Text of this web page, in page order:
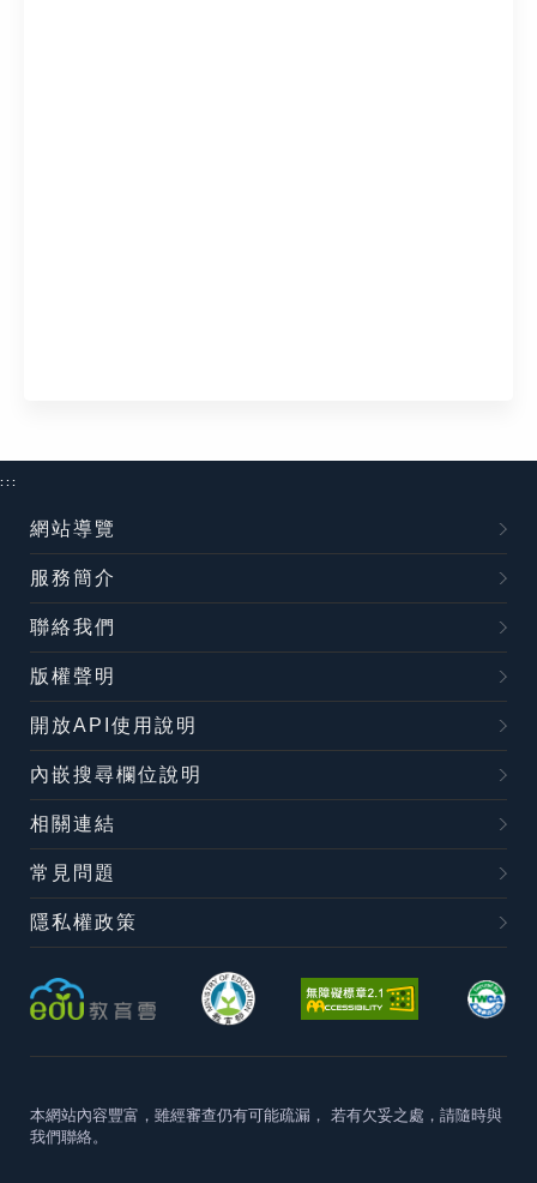
:::
網站導覽
服務簡介
聯絡我們
版權聲明
開放API使用說明
內嵌搜尋欄位說明
相關連結
常見問題
隱私權政策
本網站內容豐富，雖經審查仍有可能疏漏， 若有欠妥之處，請隨時與
我們聯絡。